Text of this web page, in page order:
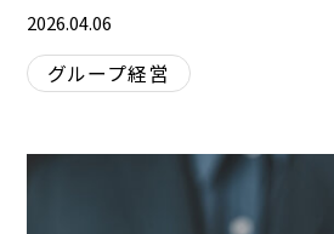
2026.04.06
グループ経営